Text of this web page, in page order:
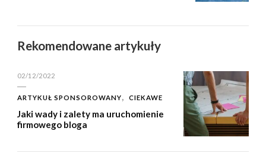
Rekomendowane artykuły
02/12/2022
ARTYKUŁ SPONSOROWANY CIEKAWE
Jaki wady i zalety ma uruchomienie
firmowego bloga